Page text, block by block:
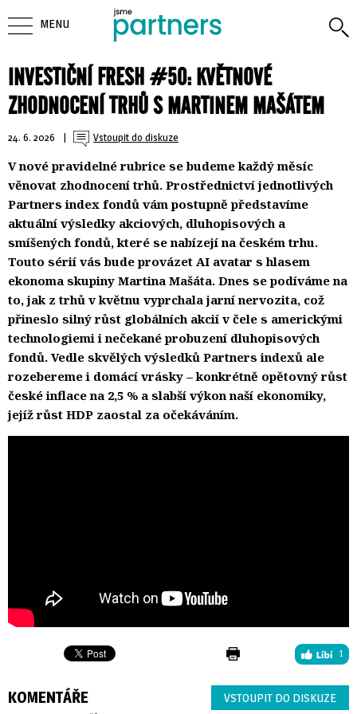
INVESTIČNÍ FRESH #50: KVĚTNOVÉ
ZHODNOCENÍ TRHŮ S MARTINEM MAŠÁTEM
24. 6. 2026 | Vstoupit do diskuze
V nové pravidelné rubrice se budeme každý měsíc
věnovat zhodnocení trhů. Prostřednictví jednotlivých
Partners index fondů vám postupně představíme
aktuální výsledky akciových, dluhopisových a
smíšených fondů, které se nabízejí na českém trhu.
Touto sérií vás bude provázet AI avatar s hlasem
ekonoma skupiny Martina Mašáta. Dnes se podíváme na
to, jak z trhů v květnu vyprchala jarní nervozita, což
přineslo silný růst globálních akcií v čele s americkými
technologiemi i nečekané probuzení dluhopisových
fondů. Vedle skvělých výsledků Partners indexů ale
rozebereme i domácí vrásky – konkrétně opětovný růst
české inflace na 2,5 % a slabší výkon naší ekonomiky,
jejíž růst HDP zaostal za očekáváním.
1
KOMENTÁŘE VSTOUPIT DO DISKUZE
MENU